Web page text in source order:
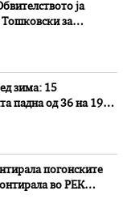
ја
Тошковски за
зима: 15
падна од 36 на 19
погонските
во РЕК